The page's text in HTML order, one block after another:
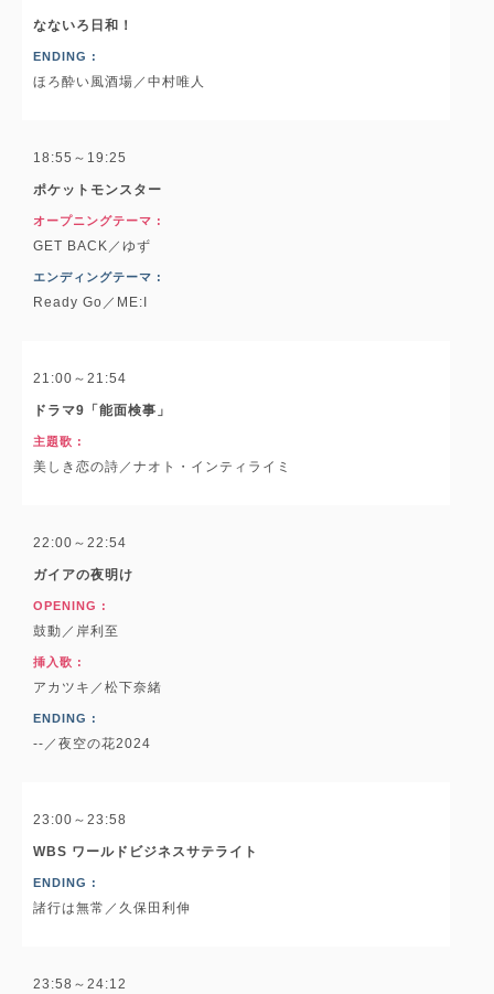
なないろ日和！
ENDING :
ほろ酔い風酒場／中村唯人
18:55～19:25
ポケットモンスター
オープニングテーマ :
GET BACK／ゆず
エンディングテーマ :
Ready Go／ME:I
21:00～21:54
ドラマ9「能面検事」
主題歌 :
美しき恋の詩／ナオト・インティライミ
22:00～22:54
ガイアの夜明け
OPENING :
鼓動／岸利至
挿入歌 :
アカツキ／松下奈緒
ENDING :
--／夜空の花2024
23:00～23:58
WBS ワールドビジネスサテライト
ENDING :
諸行は無常／久保田利伸
23:58～24:12